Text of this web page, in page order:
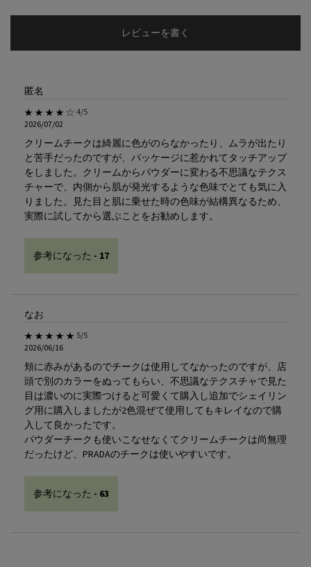
レビューを書く
匿名
5星中4。
4/5
2026/07/02
クリームチークは綺麗に色がのらなかったり、ムラが出たり
と苦手だったのですが、パッケージに惹かれてタッチアップ
をしました。クリームからパウダーに変わる不思議なテクス
チャーで、内側から肌が発光するような色味でとても気に入
りました。見た目と肌に乗せた時の色味が結構異なるため、
実際に試してから選ぶことをお勧めします。
参考になった - 17
なお
5星中5。
5/5
2026/06/16
頬に赤みがあるのでチークは使用してなかったのですが、店
頭で別のカラーをぬってもらい、不思議なテクスチャで見た
目は濃いのに実際つけると可愛くて購入し追加でシェイリン
グ用に購入しましたが2色混ぜて使用してもキレイなので購
入して良かったです。
パウダーチークも使いこなせなくてクリームチークは尚無理
だったけど、PRADAのチークは使いやすいです。
参考になった - 63